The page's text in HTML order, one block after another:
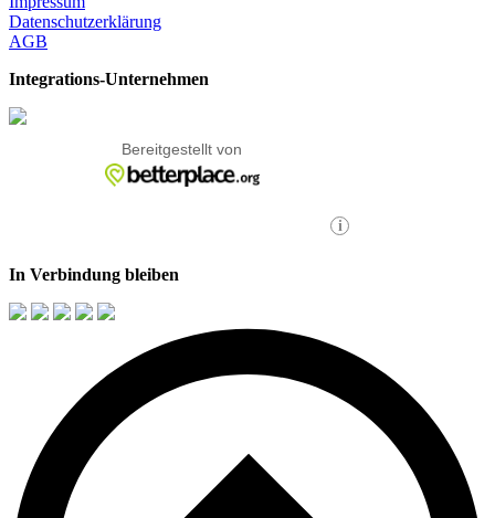
Datenschutzerklärung
AGB
Integrations-Unternehmen
In Verbindung bleiben